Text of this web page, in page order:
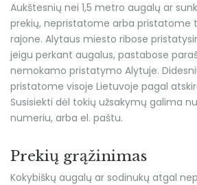
Aukštesnių nei 1,5 metro augalų ar
prekių, nepristatome arba pristatome
rajone. Alytaus miesto ribose
jeigu perkant augalus, pastabose
nemokamo pristatymo Alytuje.
pristatome visoje Lietuvoje pagal
Susisiekti dėl tokių užsakymų galima
numeriu, arba el. paštu.
Prekių grąžinimas
Kokybiškų augalų ar sodinukų atgal